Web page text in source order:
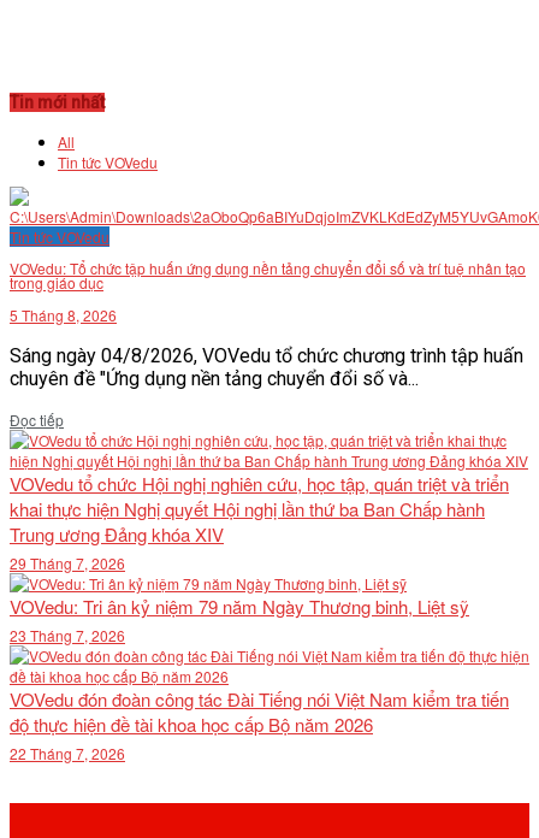
Tin mới nhất
All
Tin tức VOVedu
Tin tức VOVedu
VOVedu: Tổ chức tập huấn ứng dụng nền tảng chuyển đổi số và trí tuệ nhân tạo
trong giáo dục
5 Tháng 8, 2026
Sáng ngày 04/8/2026, VOVedu tổ chức chương trình tập huấn
chuyên đề "Ứng dụng nền tảng chuyển đổi số và...
Đọc tiếpDetails
VOVedu tổ chức Hội nghị nghiên cứu, học tập, quán triệt và triển
khai thực hiện Nghị quyết Hội nghị lần thứ ba Ban Chấp hành
Trung ương Đảng khóa XIV
29 Tháng 7, 2026
VOVedu: Tri ân kỷ niệm 79 năm Ngày Thương binh, Liệt sỹ
23 Tháng 7, 2026
VOVedu đón đoàn công tác Đài Tiếng nói Việt Nam kiểm tra tiến
độ thực hiện đề tài khoa học cấp Bộ năm 2026
22 Tháng 7, 2026